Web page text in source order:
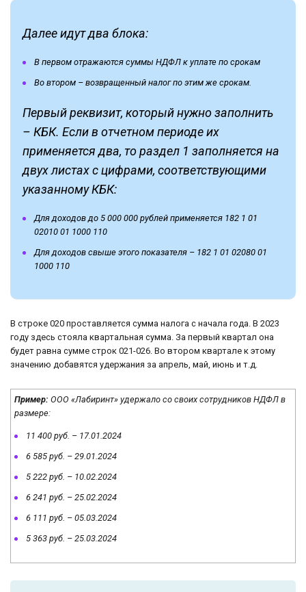
Далее идут два блока:
В первом отражаются суммы НДФЛ к уплате по срокам
Во втором – возвращенный налог по этим же срокам.
Первый реквизит, который нужно заполнить
– КБК. Если в отчетном периоде их
применяется два, то раздел 1 заполняется на
двух листах с цифрами, соответствующими
указанному КБК:
Для доходов до 5 000 000 рублей применяется 182 1 01
02010 01 1000 110
Для доходов свыше этого показателя – 182 1 01 02080 01
1000 110
В строке 020 проставляется сумма налога с начала года. В 2023
году здесь стояла квартальная сумма. За первый квартал она
будет равна сумме строк 021-026. Во втором квартале к этому
значению добавятся удержания за апрель, май, июнь и т.д.
Пример: ООО «Лабиринт» удержало со своих сотрудников НДФЛ в
размере:
11 400 руб. – 17.01.2024
6 585 руб. – 29.01.2024
5 222 руб. – 10.02.2024
6 241 руб. – 25.02.2024
6 111 руб. – 05.03.2024
5 363 руб. – 25.03.2024